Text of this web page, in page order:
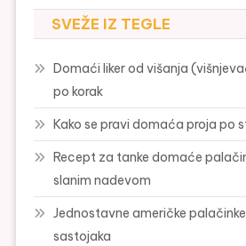
SVEŽE IZ TEGLE
Domaći liker od višanja
po korak
Kako se pravi domaća proja po
Recept za tanke domaće
slanim nadevom
Jednostavne američke
sastojaka